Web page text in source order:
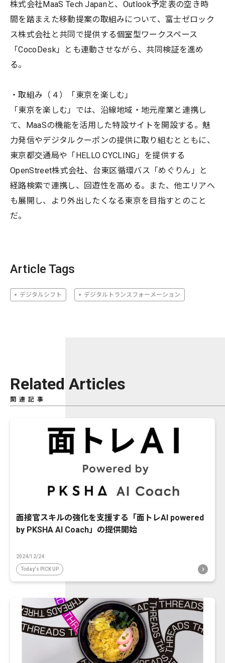
株式会社MaaS Tech Japanと、Outlook予定表の空き時
間を踏まえた移動提案の取組みについて、富士ゼロック
ス株式会社と共同で提供する個室型ワークスペース
「CocoDesk」とも連動させながら、共同検証を進め
る。
・取組み（４）「東京を楽しむ」
「東京を楽しむ」では、沿線地域・地元産業と連携し
て、MaaSの機能を活用した特設サイトを開設する。魅
力発信やデジタルクーポンの提供に取り組むとともに、
東京都交通局や「HELLO CYCLING」を提供する
OpenStreet株式会社、台東区循環バス「めぐりん」と
経路検索で連携し、回遊性を高める。また、他エリアへ
も展開し、より外出したくなる東京を目指すとのこと
だ。
Article Tags
デジタルシフト デジタルトランスフォーメーション
Related Articles
関連記事
面接官スキルの強化を支援する「面トレAI powered
by PKSHA AI Coach」の提供開始
2024/12/24
Today's PICK UP